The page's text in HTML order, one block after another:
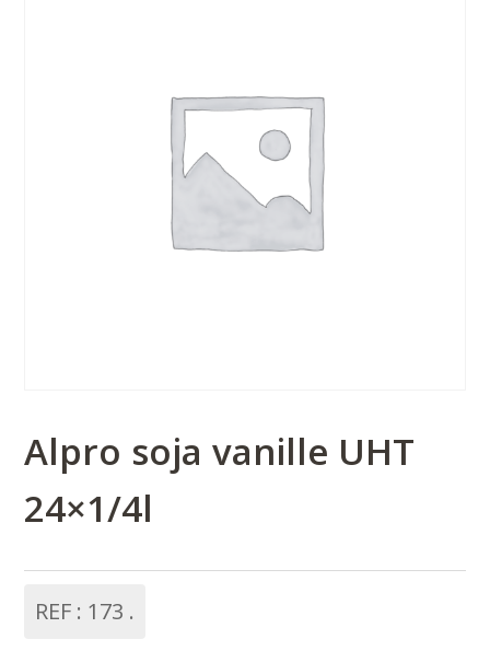
Alpro soja vanille UHT
24×1/4l
REF : 173